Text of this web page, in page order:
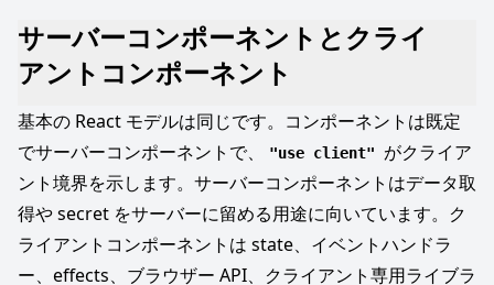
サーバーコンポーネントとクライ
アントコンポーネント
基本の React モデルは同じです。コンポーネントは既定
でサーバーコンポーネントで、
"use client"
がクライア
ント境界を示します。サーバーコンポーネントはデータ取
得や secret をサーバーに留める用途に向いています。ク
ライアントコンポーネントは state、イベントハンドラ
ー、effects、ブラウザー API、クライアント専用ライブラ